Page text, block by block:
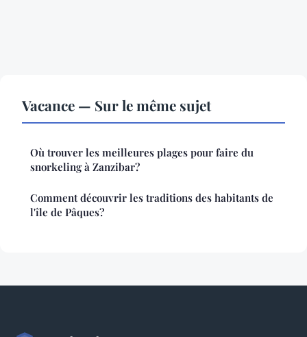
Vacance — Sur le même sujet
Où trouver les meilleures plages pour faire du
snorkeling à Zanzibar?
Comment découvrir les traditions des habitants de
l'île de Pâques?